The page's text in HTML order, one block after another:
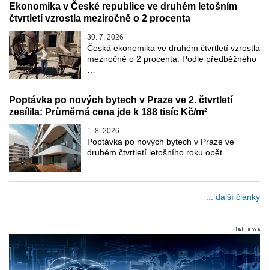
Ekonomika v České republice ve druhém letošním
čtvrtletí vzrostla meziročně o 2 procenta
30. 7. 2026
Česká ekonomika ve druhém čtvrtletí vzrostla
meziročně o 2 procenta. Podle předběžného
Poptávka po nových bytech v Praze ve 2. čtvrtletí
zesílila: Průměrná cena jde k 188 tisíc Kč/m²
1. 8. 2026
Poptávka po nových bytech v Praze ve
druhém čtvrtletí letošního roku opět …
... další články